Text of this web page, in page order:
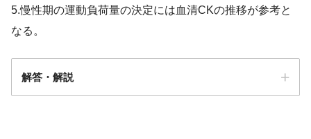
5.慢性期の運動負荷量の決定には血清CKの推移が参考と
なる。
解答・解説